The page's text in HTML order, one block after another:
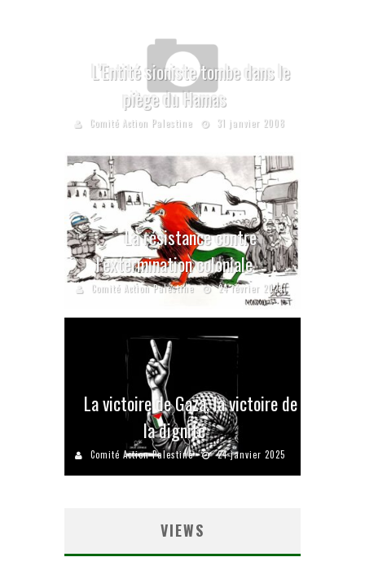
L’Entité sioniste tombe dans le
piège du Hamas
Comité Action Palestine 31 janvier 2008
La résistance contre
l’extermination coloniale
Comité Action Palestine 24 février 2024
La victoire de Gaza, la victoire de
la dignité
Comité Action Palestine 24 janvier 2025
VIEWS